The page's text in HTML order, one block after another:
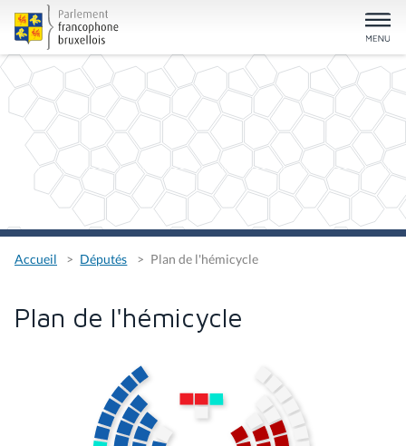
Accueil Députés Plan de l'hémicycle
Plan de l'hémicycle